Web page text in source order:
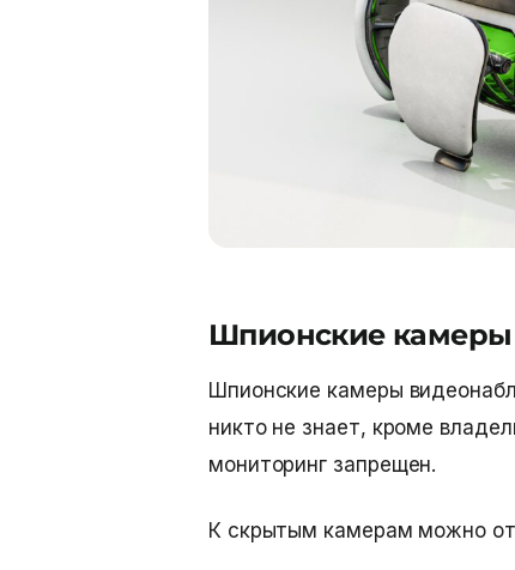
Шпионские камеры
Шпионские камеры
никто не знает, кроме
мониторинг запрещен.
К скрытым камерам можно